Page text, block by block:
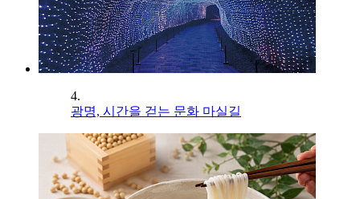
4.
광명, 시간을 걷는 문화 마실길